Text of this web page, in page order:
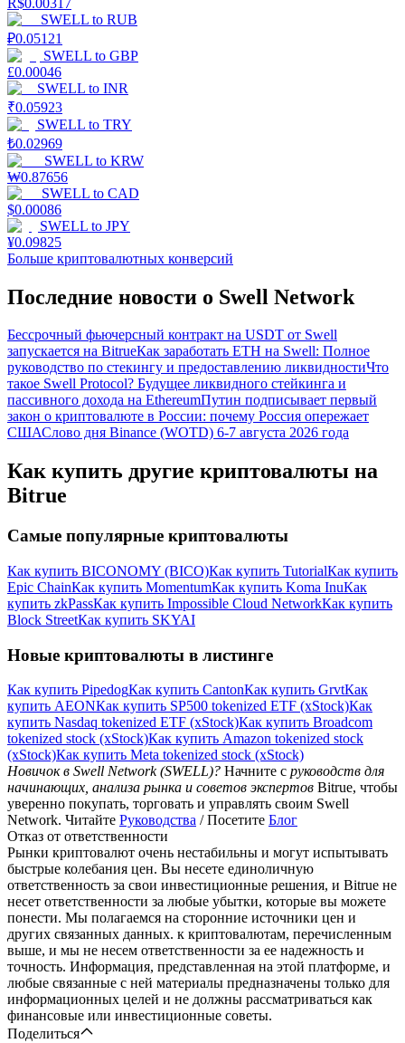
SWELL to RUB
₽0.05121
SWELL to GBP
£0.00046
SWELL to INR
₹0.05923
SWELL to TRY
₺0.02969
SWELL to KRW
₩0.87656
SWELL to CAD
$0.00086
SWELL to JPY
¥0.09825
Больше криптовалютных конверсий
Последние новости о Swell Network
Бессрочный фьючерсный контракт на USDT от Swell
запускается на BitrueКак заработать ETH на Swell: Полное
руководство по стекингу и предоставлению ликвидностиЧто
такое Swell Protocol? Будущее ликвидного стейкинга и
пассивного дохода на EthereumПутин подписывает первый
закон о криптовалюте в России: почему Россия опережает
СШАСлово дня Binance (WOTD) 6-7 августа 2026 года
Как купить другие криптовалюты на
Bitrue
Самые популярные криптовалюты
Как купить BICONOMY (BICO)Как купить TutorialКак купить
Epic ChainКак купить MomentumКак купить Koma InuКак
купить zkPassКак купить Impossible Cloud NetworkКак купить
Block StreetКак купить SKYAI
Новые криптовалюты в листинге
Как купить PipedogКак купить CantonКак купить GrvtКак
купить AEONКак купить SP500 tokenized ETF (xStock)Как
купить Nasdaq tokenized ETF (xStock)Как купить Broadcom
tokenized stock (xStock)Как купить Amazon tokenized stock
(xStock)Как купить Meta tokenized stock (xStock)
Новичок в Swell Network (SWELL)? Начните с руководств для
начинающих, анализа рынка и советов экспертов Bitrue, чтобы
уверенно покупать, торговать и управлять своим Swell
Network. Читайте Руководства / Посетите Блог
Отказ от ответственности
Рынки криптовалют очень нестабильны и могут испытывать
быстрые колебания цен. Вы несете единоличную
ответственность за свои инвестиционные решения, и Bitrue не
несет ответственности за любые убытки, которые вы можете
понести. Мы полагаемся на сторонние источники цен и
других связанных данных. к криптовалютам, перечисленным
выше, и мы не несем ответственности за ее надежность и
точность. Информация, представленная на этой платформе, и
любые связанные с ней материалы предназначены только для
информационных целей и не должны рассматриваться как
финансовые или инвестиционные советы.
Поделиться